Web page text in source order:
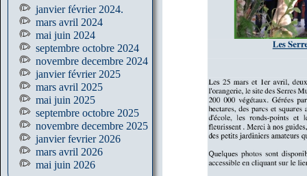
janvier février 2024.
mars avril 2024
mai juin 2024
septembre octobre 2024
novembre decembre 2024
janvier février 2025
mars avril 2025
mai juin 2025
septembre octobre 2025
novembre decembre 2025
janvier fevrier 2026
mars avril 2026
mai juin 2026